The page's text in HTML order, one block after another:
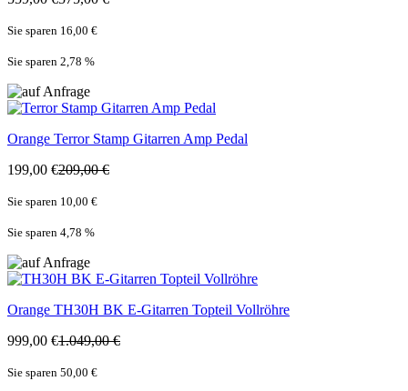
Sie sparen 16,00 €
Sie sparen 2,78 %
Orange Terror Stamp Gitarren Amp Pedal
199,00 €209,00 €
Sie sparen 10,00 €
Sie sparen 4,78 %
Orange TH30H BK E-Gitarren Topteil Vollröhre
999,00 €1.049,00 €
Sie sparen 50,00 €